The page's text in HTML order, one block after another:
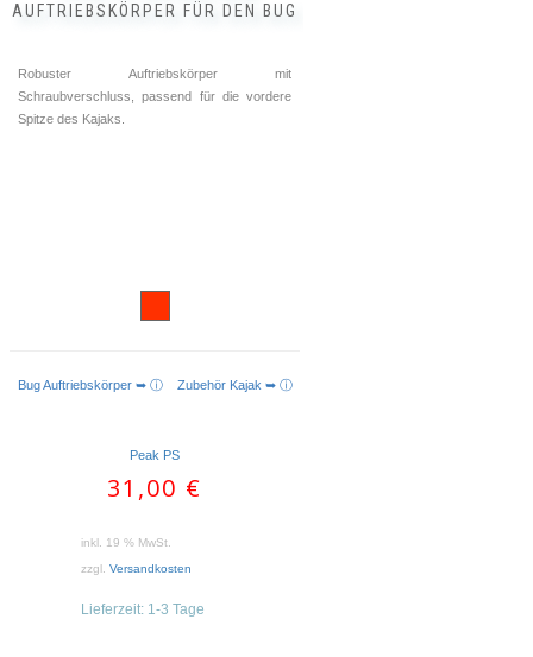
AUFTRIEBSKÖRPER FÜR DEN BUG
Robuster Auftriebskörper mit
Schraubverschluss, passend für die vordere
Spitze des Kajaks.
Bug Auftriebskörper ➥ ⓘ Zubehör Kajak ➥ ⓘ
Peak PS
31,00 €
inkl. 19 % MwSt.
zzgl. Versandkosten
Lieferzeit: 1-3 Tage